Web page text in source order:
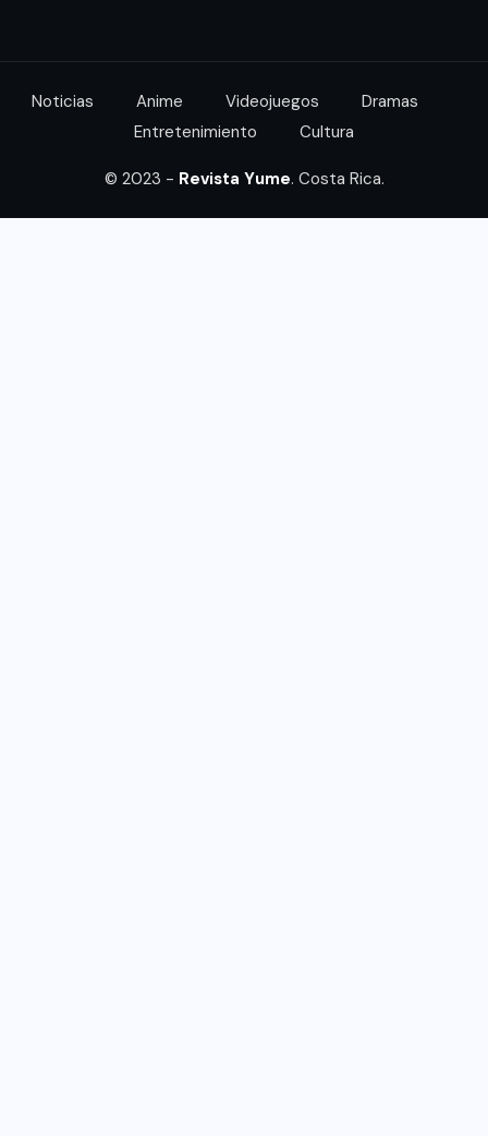
Noticias Anime Videojuegos
Dramas
Entretenimiento
Cultura
© 2023 - Revista Yume. Costa Rica.